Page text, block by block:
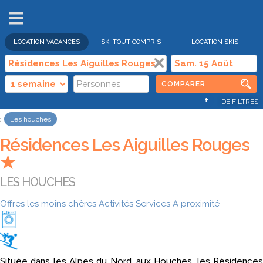
LOCATION VACANCES SKI TOUT COMPRIS LOCATION SKIS
COMPARER
+ DE FILTRES
Les houches
Résidences Les Aiguilles Rouges
★
LES HOUCHES
Offres les moins chères Activités Services A proximité